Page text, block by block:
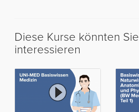
Diese Kurse könnten Sie
interessieren